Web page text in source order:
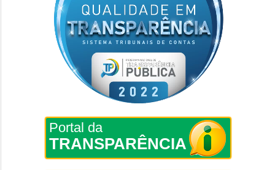
Portal da
TRANSPARÊNCIA